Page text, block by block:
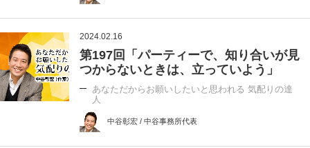
2024.02.16
第197回「パーティーで、知り合いが見
つからないときは、立っていよう」
あなただからお願いしたいと思われる 気配りの達
人
中谷彰宏 / 中谷事務所代表